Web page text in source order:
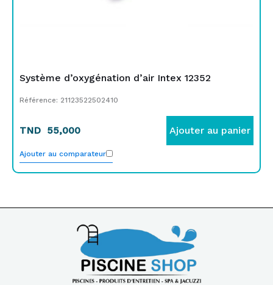
Système d’oxygénation d’air Intex 12352
Référence: 21123522502410
TND 55,000 Ajouter au panier
Ajouter au comparateur